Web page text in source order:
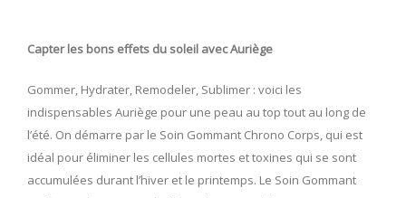
Capter les bons effets du soleil avec Auriège
Gommer, Hydrater, Remodeler, Sublimer : voici les
indispensables Auriège pour une peau au top tout au long de
l’été. On démarre par le Soin Gommant Chrono Corps, qui est
idéal pour éliminer les cellules mortes et toxines qui se sont
accumulées durant l’hiver et le printemps. Le Soin Gommant